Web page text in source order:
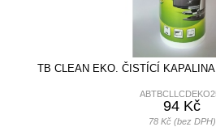
TB CLEAN EKO. ČISTÍCÍ
94 Kč
78 Kč (bez DPH)